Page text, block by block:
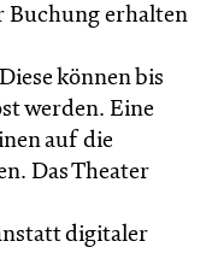
Buchung erhalten
können bis
werden. Eine
auf die
Das Theater
digitaler